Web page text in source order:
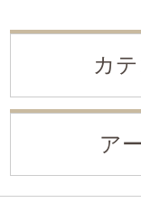
カ
ア